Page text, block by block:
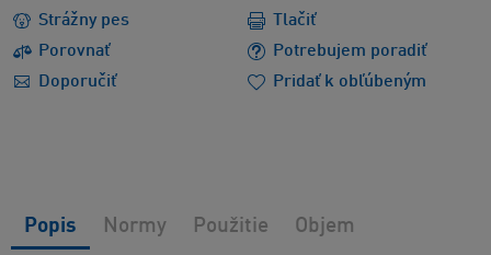
Strážny pes
Porovnať
Potrebujem poradiť
Doporučiť
Tlačiť
Pridať k obľúbeným
Popis Normy Použitie Objem